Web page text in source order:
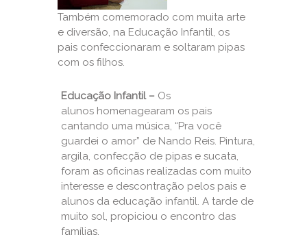
Também comemorado com muita arte
e diversão, na Educação Infantil, os
pais confeccionaram e soltaram pipas
com os filhos.
Educação Infantil – Os
alunos homenagearam os pais
cantando uma música, “Pra você
guardei o amor” de Nando Reis. Pintura,
argila, confecção de pipas e sucata,
foram as oficinas realizadas com muito
interesse e descontração pelos pais e
alunos da educação infantil. A tarde de
muito sol, propiciou o encontro das
famílias.